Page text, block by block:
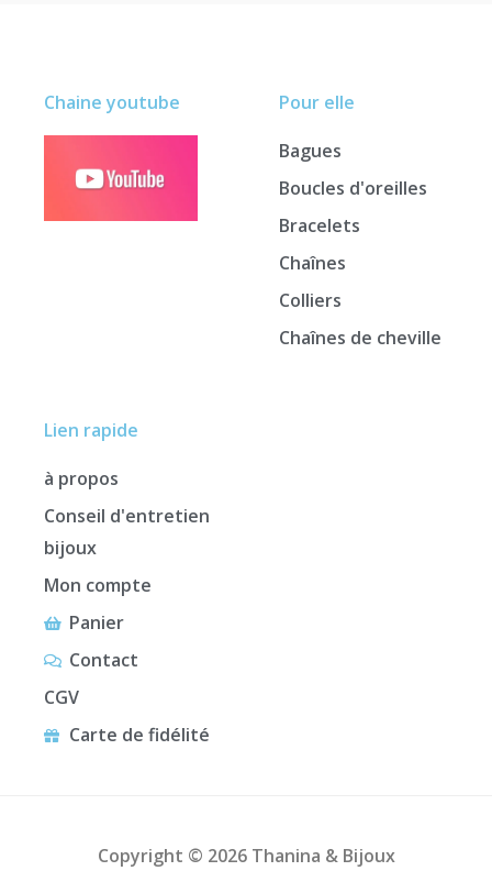
Lien rapide
à propos
Conseil d'entretien
bijoux
Mon compte
Panier
Contact
CGV
Carte de fidélité
Pour elle
Bagues
Boucles d'oreilles
Bracelets
Chaînes
Colliers
Chaînes de cheville
Chaine youtube
Copyright © 2026 Thanina & Bijoux